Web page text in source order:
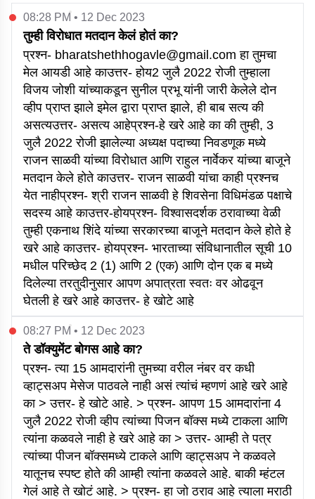
08:28 PM • 12 Dec 2023
तुम्ही विरोधात मतदान केलं होतं का?
प्रश्न- bharatshethhogavle@gmail.com हा तुमचा
मेल आयडी आहे काउत्तर- होय2 जुलै 2022 रोजी तुम्हाला
विजय जोशी यांच्याकडून सुनील प्रभू यांनी जारी केलेले दोन
व्हीप प्राप्त झाले इमेल द्वारा प्राप्त झाले, ही बाब सत्य की
असत्यउत्तर- असत्य आहेप्रश्न-हे खरे आहे का की तुम्ही, 3
जुलै 2022 रोजी झालेल्या अध्यक्ष पदाच्या निवडणूक मध्ये
राजन साळवी यांच्या विरोधात आणि राहुल नार्वेकर यांच्या बाजूने
मतदान केले होते काउत्तर- राजन साळवी यांचा काही प्रश्नच
येत नाहीप्रश्न- श्री राजन साळवी हे शिवसेना विधिमंडळ पक्षाचे
सदस्य आहे काउत्तर-होयप्रश्न- विश्वासदर्शक ठरावाच्या वेळी
तुम्ही एकनाथ शिंदे यांच्या सरकारच्या बाजूने मतदान केले होते हे
खरे आहे काउत्तर- होयप्रश्न- भारताच्या संविधानातील सूची 10
मधील परिच्छेद 2 (1) आणि 2 (एक) आणि दोन एक ब मध्ये
दिलेल्या तरतुदीनुसार आपण अपात्रता स्वतः वर ओढवून
घेतली हे खरे आहे काउत्तर- हे खोटे आहे
08:27 PM • 12 Dec 2023
ते डॉक्युमेंट बोगस आहे का?
प्रश्न- त्या 15 आमदारांनी तुमच्या वरील नंबर वर कधी
व्हाट्सअप मेसेज पाठवले नाही असं त्यांचं म्हणणं आहे खरे आहे
का > उत्तर- हे खोटे आहे. > प्रश्न- आपण 15 आमदारांना 4
जुलै 2022 रोजी व्हीप त्यांच्या पिजन बॉक्स मध्ये टाकला आणि
त्यांना कळवले नाही हे खरे आहे का > उत्तर- आम्ही ते पत्र
त्यांच्या पीजन बॉक्समध्ये टाकले आणि व्हाट्सअप ने कळवले
यातूनच स्पष्ट होते की आम्ही त्यांना कळवले आहे. बाकी म्हंटल
गेलं आहे ते खोटं आहे. > प्रश्न- हा जो ठराव आहे त्याला मराठी